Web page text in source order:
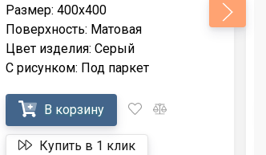
Размер: 400x400
Поверхность: Матовая
Цвет изделия: Серый
С рисунком: Под паркет
В корзину
Купить в 1 клик